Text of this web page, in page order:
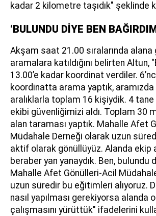
kadar 2 kilometre taşıdık" şeklinde
‘BULUNDU DİYE BEN
Akşam saat 21.00 sıralarında alana
aramalara katıldığını belirten Altun,
13.00’e kadar koordinat verdiler.
koordinatta arama yaptık, aramızda
aralıklarla toplam 16 kişiydik. 4
ekibi güvenliğimizi aldı. Toplam 30
alan taraması yaptık. Mahalle Afet
Müdahale Derneği olarak uzun
aktif olarak gönüllüyüz. Alanda ekip
beraber yan yanaydık. Ben, bulundu
Mahalle Afet Gönülleri-Acil
uzun süredir bu eğitimleri alıyoruz.
nasıl yapılması gerekiyorsa alanda
çalışmasını yürüttük" ifadelerini